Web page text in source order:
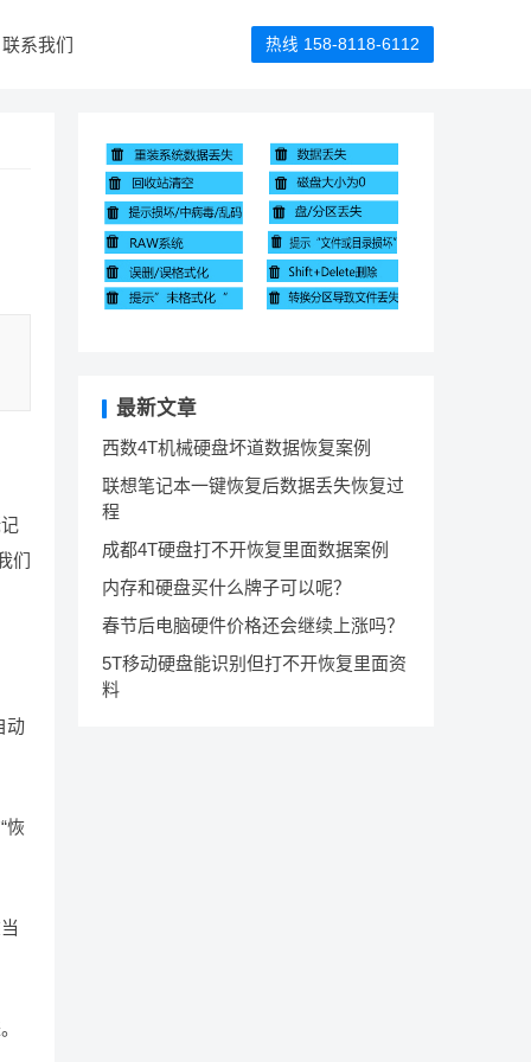
联系我们 热线 158-8118-6112
们
动
恢
最新文章
西数4T机械硬盘坏道数据恢复案例
联想笔记本一键恢复后数据丢失恢复过
程
成都4T硬盘打不开恢复里面数据案例
内存和硬盘买什么牌子可以呢？
春节后电脑硬件价格还会继续上涨吗？
5T移动硬盘能识别但打不开恢复里面资
料